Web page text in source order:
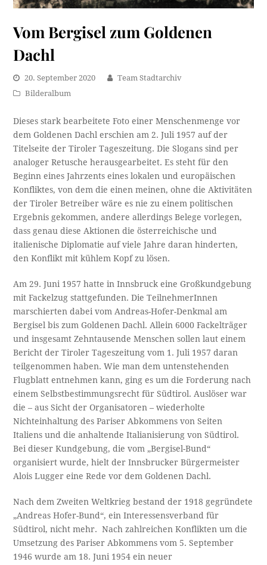
Vom Bergisel zum Goldenen
Dachl
20. September 2020
Team Stadtarchiv
Bilderalbum
Dieses stark bearbeitete Foto einer Menschenmenge vor
dem Goldenen Dachl erschien am 2. Juli 1957 auf der
Titelseite der Tiroler Tageszeitung. Die Slogans sind per
analoger Retusche herausgearbeitet. Es steht für den
Beginn eines Jahrzents eines lokalen und europäischen
Konfliktes, von dem die einen meinen, ohne die Aktivitäten
der Tiroler Betreiber wäre es nie zu einem politischen
Ergebnis gekommen, andere allerdings Belege vorlegen,
dass genau diese Aktionen die österreichische und
italienische Diplomatie auf viele Jahre daran hinderten,
den Konflikt mit kühlem Kopf zu lösen.
Am 29. Juni 1957 hatte in Innsbruck eine Großkundgebung
mit Fackelzug stattgefunden. Die TeilnehmerInnen
marschierten dabei vom Andreas-Hofer-Denkmal am
Bergisel bis zum Goldenen Dachl. Allein 6000 Fackelträger
und insgesamt Zehntausende Menschen sollen laut einem
Bericht der Tiroler Tageszeitung vom 1. Juli 1957 daran
teilgenommen haben. Wie man dem untenstehenden
Flugblatt entnehmen kann, ging es um die Forderung nach
einem Selbstbestimmungsrecht für Südtirol. Auslöser war
die – aus Sicht der Organisatoren – wiederholte
Nichteinhaltung des Pariser Abkommens von Seiten
Italiens und die anhaltende Italianisierung von Südtirol.
Bei dieser Kundgebung, die vom „Bergisel-Bund“
organisiert wurde, hielt der Innsbrucker Bürgermeister
Alois Lugger eine Rede vor dem Goldenen Dachl.
Nach dem Zweiten Weltkrieg bestand der 1918 gegründete
„Andreas Hofer-Bund“, ein Interessensverband für
Südtirol, nicht mehr. Nach zahlreichen Konflikten um die
Umsetzung des Pariser Abkommens vom 5. September
1946 wurde am 18. Juni 1954 ein neuer